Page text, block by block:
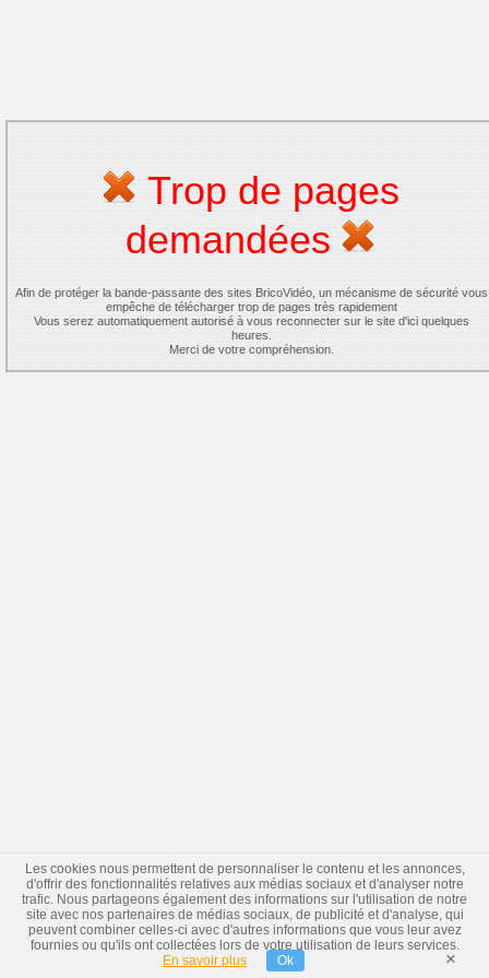
Trop de pages
demandées
Afin de protéger la bande-passante des sites BricoVidéo, un mécanisme de sécurité vous
empêche de télécharger trop de pages très rapidement
Vous serez automatiquement autorisé à vous reconnecter sur le site d'ici quelques
heures.
Merci de votre compréhension.
Les cookies nous permettent de personnaliser le contenu et les annonces,
d'offrir des fonctionnalités relatives aux médias sociaux et d'analyser notre
trafic. Nous partageons également des informations sur l'utilisation de notre
site avec nos partenaires de médias sociaux, de publicité et d'analyse, qui
peuvent combiner celles-ci avec d'autres informations que vous leur avez
fournies ou qu'ils ont collectées lors de votre utilisation de leurs services.
En savoir plus
Ok ×